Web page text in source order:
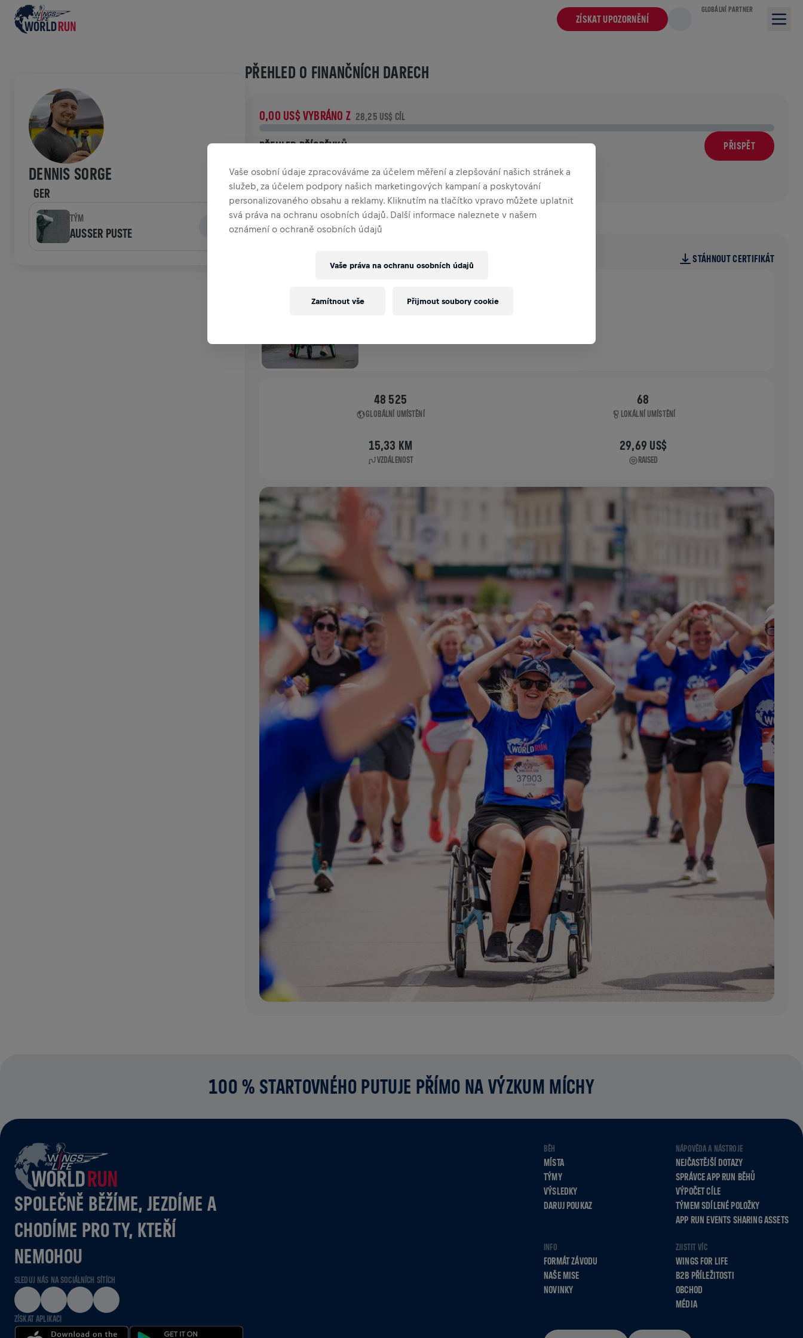
ZÍSKAT UPOZORNĚNÍ
GLOBÁLNÍ PARTNER
DENNIS SORGE
GER
TÝM
AUSSER PUSTE
PŘEHLED O FINANČNÍCH DARECH
0,00 US$ VYBRÁNO Z 28,25 US$ CÍL
PŘEHLED PŘÍSPĚVKŮ PŘISPĚT
Přispěj ke změně! 100% z tvého příspěvku jde přímo na výzkum
poranění míchy.
HISTORIE
WINGS FOR LIFE WORLD RUN STÁHNOUT CERTIFIKÁT
SIGMARINGEN
48 525
GLOBÁLNÍ UMÍSTĚNÍ
68
LOKÁLNÍ UMÍSTĚNÍ
15,33 KM
VZDÁLENOST
29,69 US$
RAISED
100 % STARTOVNÉHO PUTUJE PŘÍMO NA VÝZKUM MÍCHY
SPOLEČNĚ BĚŽÍME, JEZDÍME A
CHODÍME PRO TY, KTEŘÍ
NEMOHOU
SLEDUJ NÁS NA SOCIÁLNÍCH SÍTÍCH
ZÍSKAT APLIKACI
BĚH
MÍSTA
TÝMY
VÝSLEDKY
DARUJ POUKAZ
NÁPOVĚDA A NÁSTROJE
NEJČASTĚJŠÍ DOTAZY
SPRÁVCE APP RUN BĚHŮ
VÝPOČET CÍLE
TÝMEM SDÍLENÉ POLOŽKY
APP RUN EVENTS SHARING ASSETS
INFO
FORMÁT ZÁVODU
NAŠE MISE
NOVINKY
ZJISTIT VÍC
WINGS FOR LIFE
B2B PŘÍLEŽITOSTI
OBCHOD
MÉDIA
Vaše osobní údaje zpracováváme za účelem měření a zlepšování našich stránek a
služeb, za účelem podpory našich marketingových kampaní a poskytování
personalizovaného obsahu a reklamy. Kliknutím na tlačítko vpravo můžete uplatnit
svá práva na ochranu osobních údajů. Další informace naleznete v našem
oznámení o ochraně osobních údajů
Vaše práva na ochranu osobních údajů
Zamítnout vše Přijmout soubory cookie